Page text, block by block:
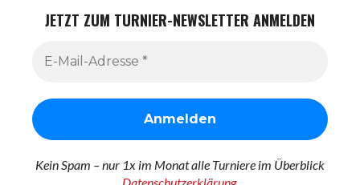
JETZT ZUM TURNIER-NEWSLETTER ANMELDEN
Kein Spam – nur 1x im Monat alle Turniere im Überblick